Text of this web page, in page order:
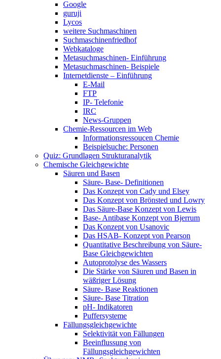
Google
guruji
Lycos
weitere Suchmaschinen
Suchmaschinenfriedhof
Webkataloge
Metasuchmaschinen- Einführung
Metasuchmaschinen- Beispiele
Internetdienste – Einführung
E-Mail
FTP
IP- Telefonie
IRC
News-Gruppen
Chemie-Ressourcen im Web
Informationsressoucen Chemie
Beispielsuche: Personen
Quiz: Grundlagen Strukturanalytik
Chemische Gleichgewichte
Säuren und Basen
Säure- Base- Definitionen
Das Konzept von Cady und Elsey
Das Konzept von Brönsted und Lowry
Das Säure-Base Konzept von Lewis
Base- Antibase Konzept von Bjerrum
Das Konzept von Usanovic
Das HSAB- Konzept von Pearson
Quantitative Beschreibung von Säure-
Base Gleichgewichten
Autoprotolyse des Wassers
Die Stärke von Säuren und Basen in
wäßriger Lösung
Säure- Base Reaktionen
Säure- Base Titration
pH- Indikatoren
Puffersysteme
Fällungsgleichgewichte
Selektivität von Fällungen
Beeinflussung von
Fällungsgleichgewichten